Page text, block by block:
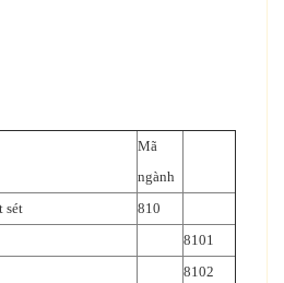
Mã
ngành
sét
810
8101
8102